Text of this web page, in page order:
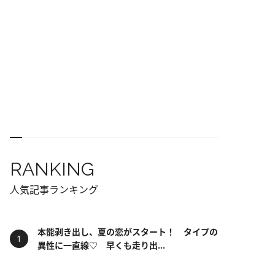
RANKING
人気記事ランキング
本能剥き出し、夏の恋がスタート！ タイプの
異性に一直線♡ 早くも走り出...